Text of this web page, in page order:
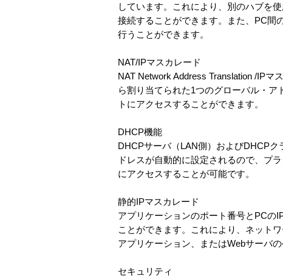
しています。これにより、別のハブを
接続することができます。また、PC間
行うことができます。
NAT/IPマスカレード
NAT Network Address Translation /IPマ
ら割り当てられた1つのグローバル・ア
トにアクセスすることができます。
DHCP機能
DHCPサーバ（LAN側）およびDHCP
ドレスが自動的に設定されるので、プ
にアクセスすることが可能です。
静的IPマスカレード
アプリケーションのポート番号とPCの
ことができます。これにより、ネット
アプリケーション、またはWebサーバの
セキュリティ